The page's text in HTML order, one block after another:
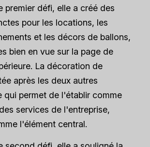
premier défi, elle a créé des
pour les locations, les
et les décors de ballons,
bien en vue sur la page de
La décoration de
après les deux autres
qui permet de l'établir comme
services de l'entreprise,
l'élément central.